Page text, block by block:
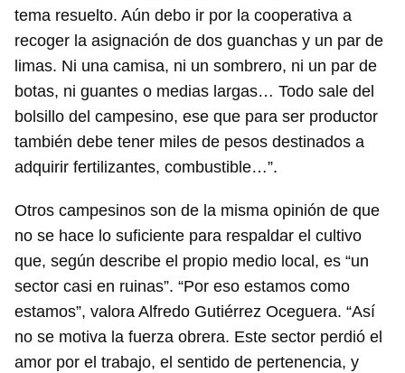
tema resuelto. Aún debo ir por la cooperativa a
recoger la asignación de dos guanchas y un par de
limas. Ni una camisa, ni un sombrero, ni un par de
botas, ni guantes o medias largas… Todo sale del
bolsillo del campesino, ese que para ser productor
también debe tener miles de pesos destinados a
adquirir fertilizantes, combustible…”.
Otros campesinos son de la misma opinión de que
no se hace lo suficiente para respaldar el cultivo
que, según describe el propio medio local, es “un
sector casi en ruinas”. “Por eso estamos como
estamos”, valora Alfredo Gutiérrez Oceguera. “Así
no se motiva la fuerza obrera. Este sector perdió el
amor por el trabajo, el sentido de pertenencia, y